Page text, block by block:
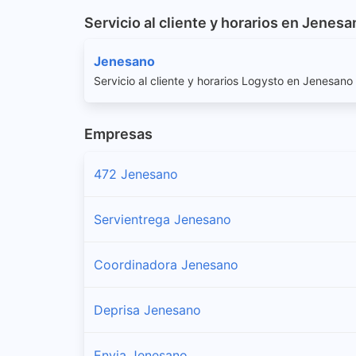
Servicio al cliente y horarios en
Jenesano
Servicio al cliente y horarios Logysto en Jenesano
Empresas
472 Jenesano
Servientrega Jenesano
Coordinadora Jenesano
Deprisa Jenesano